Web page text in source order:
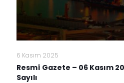
6 Kasım 2025
Resmî Gazete – 06 Kasım
Sayılı